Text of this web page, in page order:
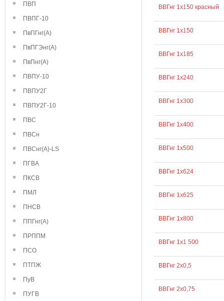
ПВП
ПВПГ-10
ПвПГнг(А)
ПвПГЭнг(А)
ПвПнг(А)
ПВПУ-10
ПВПУ2Г
ПВПУ2Г-10
ПВС
ПВСн
ПВСнг(А)-LS
ПГВА
ПКСВ
ПМЛ
ПНСВ
ППГнг(А)
ПРППМ
ПСО
ПТПЖ
ПуВ
ПУГВ
ВВГнг 1х150 красный
ВВГнг 1х150
ВВГнг 1х185
ВВГнг 1х240
ВВГнг 1х300
ВВГнг 1х400
ВВГнг 1х500
ВВГнг 1х624
ВВГнг 1х625
ВВГнг 1х800
ВВГнг 1х1 500
ВВГнг 2х0,5
ВВГнг 2х0,75